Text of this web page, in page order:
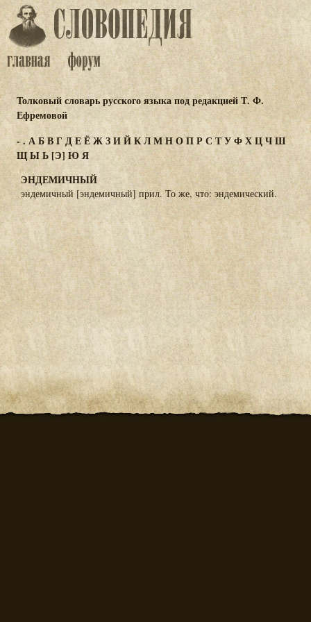
Толковый словарь русского языка под редакцией Т. Ф.
Ефремовой
- . АБВГДЕЁЖЗИЙКЛМНОПР С ТУФХЦЧШ
ЩЫЬ[Э] ЮЯ
ЭНДЕМИЧНЫЙ
эндемичный [эндемичный] прил. То же, что: эндемический.